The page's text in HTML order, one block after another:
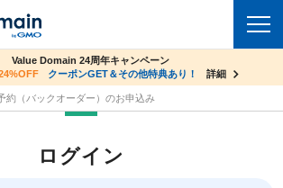
ン✕コアサーバーV2ビジネス応援キャンペーン
サーバー料金1年間無料
詳細
Value Domain 24周年キャンペーン
クーポンGET＆その他特典あり！ 詳細
ュードメイン
約（バックオーダー）のお申込み
ログイン